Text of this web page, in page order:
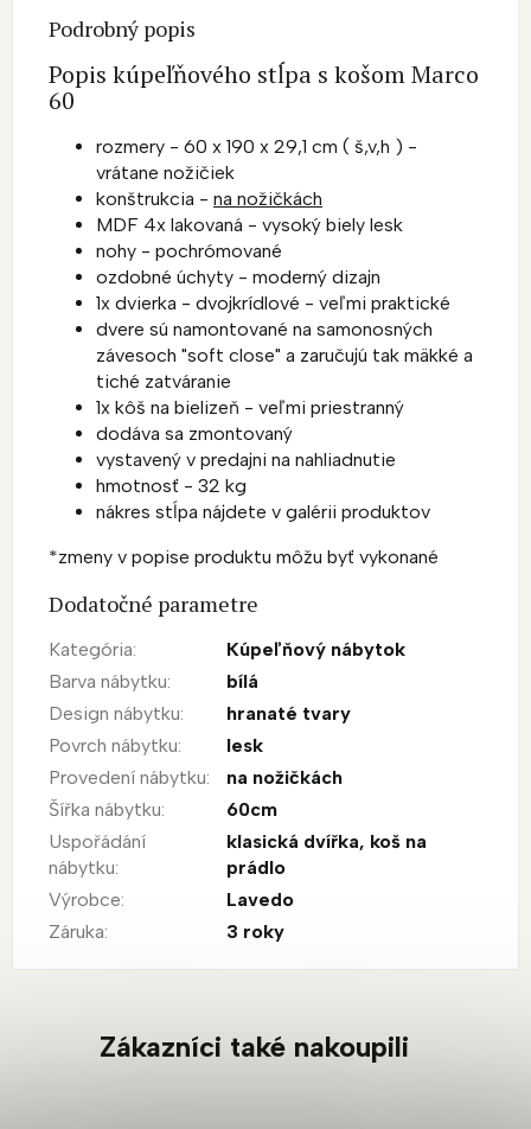
Podrobný popis
Popis kúpeľňového stĺpa s košom Marco
60
rozmery - 60 x 190 x 29,1 cm ( š,v,h ) -
vrátane nožičiek
konštrukcia - na nožičkách
MDF 4x lakovaná - vysoký biely lesk
nohy - pochrómované
ozdobné úchyty - moderný dizajn
1x dvierka - dvojkrídlové - veľmi praktické
dvere sú namontované na samonosných
závesoch "soft close" a zaručujú tak mäkké a
tiché zatváranie
1x kôš na bielizeň - veľmi priestranný
dodáva sa zmontovaný
vystavený v predajni na nahliadnutie
hmotnosť - 32 kg
nákres stĺpa nájdete v galérii produktov
*zmeny v popise produktu môžu byť vykonané
Dodatočné parametre
Kategória:
Kúpeľňový nábytok
Barva nábytku:
bílá
Design nábytku:
hranaté tvary
Povrch nábytku:
lesk
Provedení nábytku:
na nožičkách
Šířka nábytku:
60cm
Uspořádání
nábytku:
klasická dvířka, koš na
prádlo
Výrobce:
Lavedo
Záruka: 3 roky
Zákazníci také nakoupili